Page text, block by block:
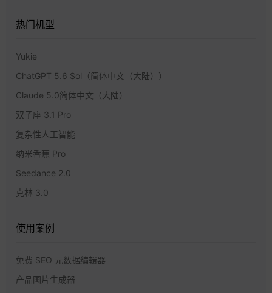
热门机型
Yukie
ChatGPT 5.6 Sol（简体中文（大陆））
Claude 5.0简体中文（大陆）
双子座 3.1 Pro
复杂性人工智能
纳米香蕉 Pro
Seedance 2.0
克林 3.0
使用案例
免费 SEO 元数据编辑器
产品图片生成器